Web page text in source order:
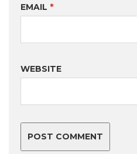
EMAIL *
WEBSITE